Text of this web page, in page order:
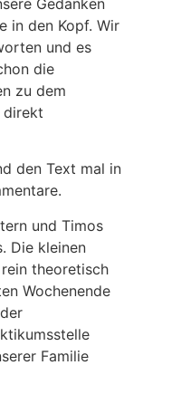
in den Kopf. Wir
und es
die
zu dem
direkt
den Text mal in
und Timos
Die kleinen
theoretisch
Wochenende
Familie